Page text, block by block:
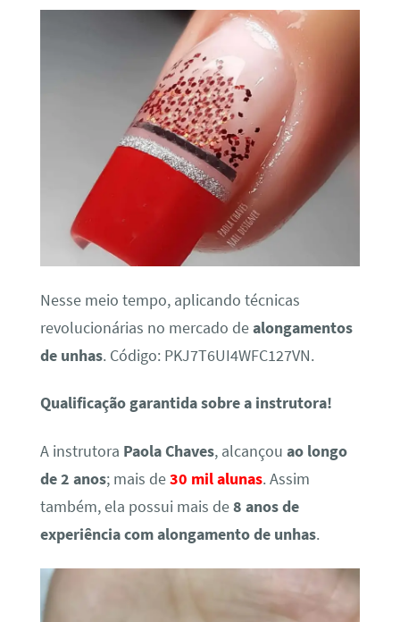
Nesse meio tempo, aplicando técnicas
revolucionárias no mercado dealongamentos
de unhas. Código: PKJ7T6UI4WFC127VN.
Qualificação garantida sobre a instrutora!
A instrutora Paola Chaves, alcançou ao longo
de 2 anos; mais de30 mil alunas. Assim
também, ela possui mais de8 anos de
experiência com alongamento de unhas.